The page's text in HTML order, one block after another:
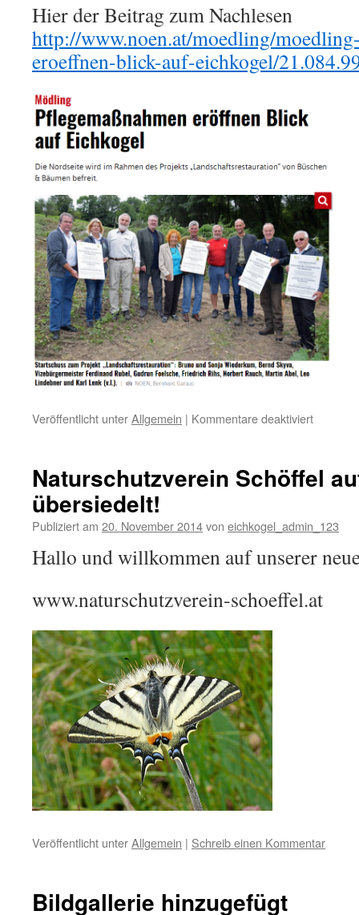
Hier der Beitrag zum Nachlesen
http://www.noen.at/moedling/
eroeffnen-blick-auf-eichkogel/
Veröffentlicht unterAllgemein | Kommentare deaktiviert
Naturschutzverein Schöffel
übersiedelt!
Publiziert am 20. November 2014von eichkogel_admin_123
Hallo und willkommen auf unserer
www.naturschutzverein-schoeffel.at
Veröffentlicht unterAllgemein | Schreib einen Kommentar
Bildgallerie hinzugefügt